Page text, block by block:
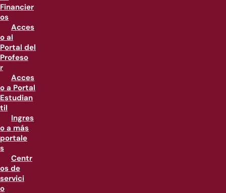
Financier
os
Acces
o al
Portal del
Profeso
r
Acces
o a Portal
Estudian
til
Ingres
o a más
portale
s
Centr
os de
servici
o